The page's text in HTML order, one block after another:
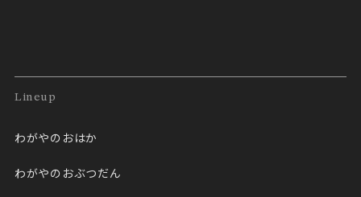
Lineup
わがやのおはか
わがやのおぶつだん